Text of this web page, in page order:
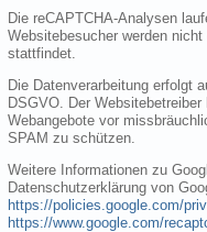
Die reCAPTCHA-Analysen
Websitebesucher werden
stattfindet.
Die Datenverarbeitung erfolgt
DSGVO. Der
Webangebote vor
SPAM zu schützen.
Weitere Informationen zu
Datenschutzerklärung von
https://policies.google.com/
https://www.google.com/